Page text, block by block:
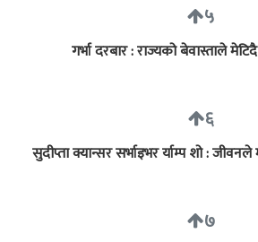
५
गर्भा दरबार : राज्यको बेवास्ताले
६
सुदीप्ता क्यान्सर सर्भाइभर र्याम्प शो :
७